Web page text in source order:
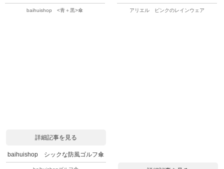
baihuishop <青＋黒>傘 アリエル ピンクのレインウェア
詳細記事を見る
baihuishop シックな防風ゴルフ傘